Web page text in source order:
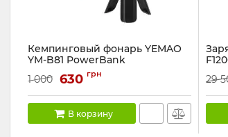
Кемпинговый фонарь YEMAO
YM-B81 PowerBank
Артикул:YM-B81
1 000 630 грн
В корзину
29